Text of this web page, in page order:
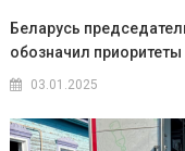
Беларусь
обозначил
03.01.2025